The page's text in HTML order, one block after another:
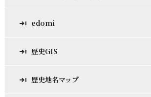
edomi
歴史GIS
歴史地名マップ